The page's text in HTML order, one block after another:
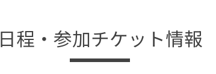
日程・参加チケット情報